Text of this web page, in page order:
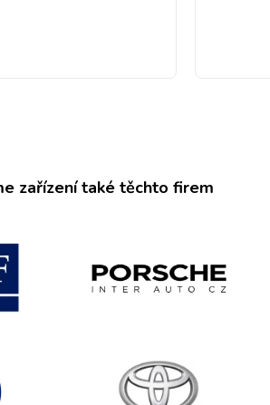
zařízení také těchto firem